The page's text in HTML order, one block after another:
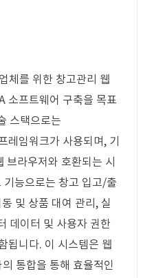
체를 위한 창고관리 웹
소프트웨어 구축을 목표
스택으로는
임워크가 사용되며, 기
브라우저와 호환되는 시
기능으로는 창고 입고/출
및 상품 대여 관리, 실
데이터 및 사용자 권한
됩니다. 이 시스템은 웹
통합을 통해 효율적인